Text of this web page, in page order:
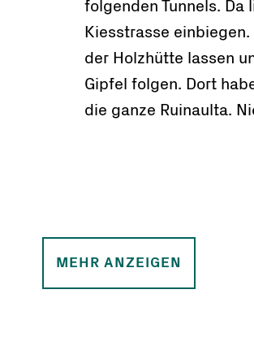
folgenden Tunnels.
Kiesstrasse
der Holzhütte lassen
Gipfel folgen. Dort
die ganze Ruinaulta.
MEHR ANZEIGEN